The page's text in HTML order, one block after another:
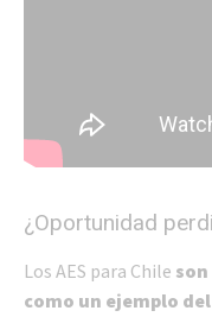
¿Oportunidad
Los AES para Chile
como un ejemplo